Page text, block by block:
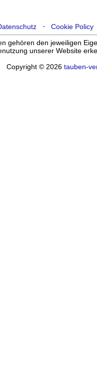
· Cookie Policy
gehören den jeweiligen
unserer Website
Copyright © 2026 tauben-